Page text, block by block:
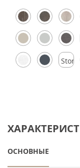
ОСНОВНЫЕ